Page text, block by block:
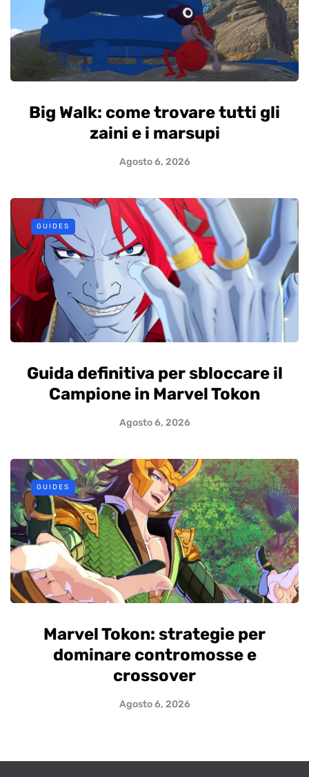
Big Walk: come trovare tutti gli
zaini e i marsupi
Agosto 6, 2026
GUIDES
Guida definitiva per sbloccare il
Campione in Marvel Tokon
Agosto 6, 2026
GUIDES
Marvel Tokon: strategie per
dominare contromosse e
crossover
Agosto 6, 2026